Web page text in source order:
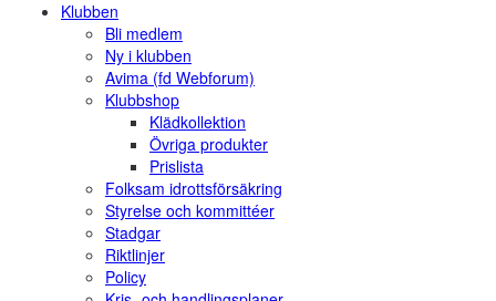
Klubben
Bli medlem
Ny i klubben
Avima (fd Webforum)
Klubbshop
Klädkollektion
Övriga produkter
Prislista
Folksam idrottsförsäkring
Styrelse och kommittéer
Stadgar
Riktlinjer
Policy